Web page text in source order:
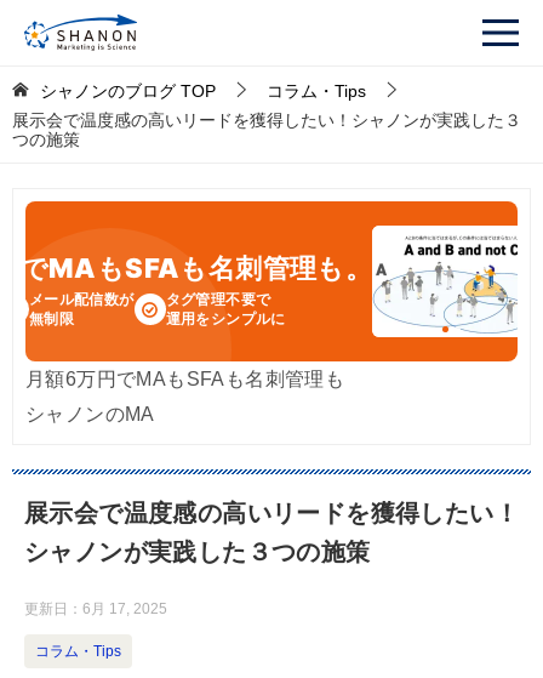
シャノンのブログ TOP
コラム・Tips
展示会で温度感の高いリードを獲得したい！シャノンが実践した３
つの施策
でMAもSFAも名刺管理も。
メール配信数が
無制限
タグ管理不要で
運用をシンプルに
月額6万円でMAもSFAも名刺管理も
シャノンのMA
展示会で温度感の高いリードを獲得したい！
シャノンが実践した３つの施策
更新日： 6月 17, 2025
コラム・Tips